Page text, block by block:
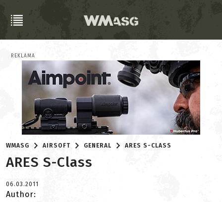
REKLAMA
WMASG AIRSOFT GENERAL ARES S-CLASS
ARES S-Class
06.03.2011
Author: